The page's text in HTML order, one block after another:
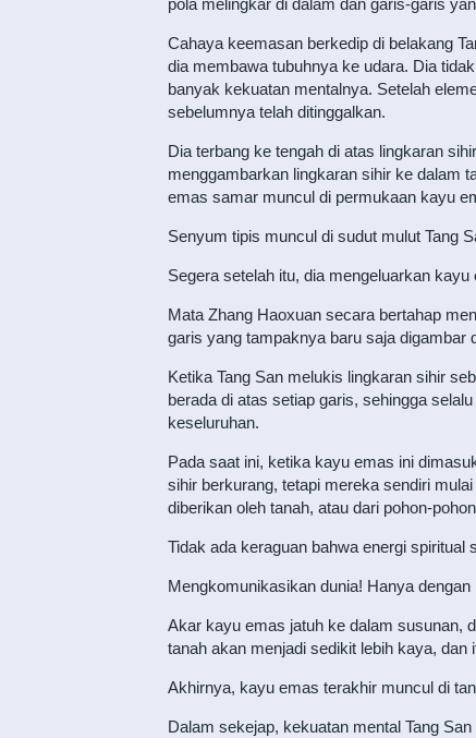
pola melingkar di dalam dan garis-garis
Cahaya keemasan berkedip di belakang
dia membawa tubuhnya ke udara. Dia
banyak kekuatan mentalnya. Setelah
sebelumnya telah ditinggalkan.
Dia terbang ke tengah di atas lingkaran
menggambarkan lingkaran sihir ke dalam
emas samar muncul di permukaan kayu
Senyum tipis muncul di sudut mulut Tang
Segera setelah itu, dia mengeluarkan
Mata Zhang Haoxuan secara bertahap
garis yang tampaknya baru saja digambar
Ketika Tang San melukis lingkaran sihir
berada di atas setiap garis, sehingga
keseluruhan.
Pada saat ini, ketika kayu emas ini
sihir berkurang, tetapi mereka sendiri
diberikan oleh tanah, atau dari pohon-
Tidak ada keraguan bahwa energi spiritual
Mengkomunikasikan dunia! Hanya
Akar kayu emas jatuh ke dalam susunan,
tanah akan menjadi sedikit lebih kaya, dan
Akhirnya, kayu emas terakhir muncul di
Dalam sekejap, kekuatan mental Tang